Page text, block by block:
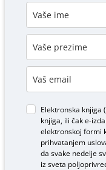
Elektronska knjiga
knjiga, ili čak e-
elektronskoj formi
prihvatanjem
da svake nedelje
iz sveta